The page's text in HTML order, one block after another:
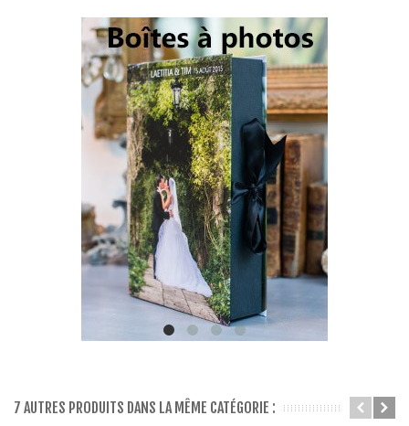
7 AUTRES PRODUITS DANS LA MÊME CATÉGORIE :